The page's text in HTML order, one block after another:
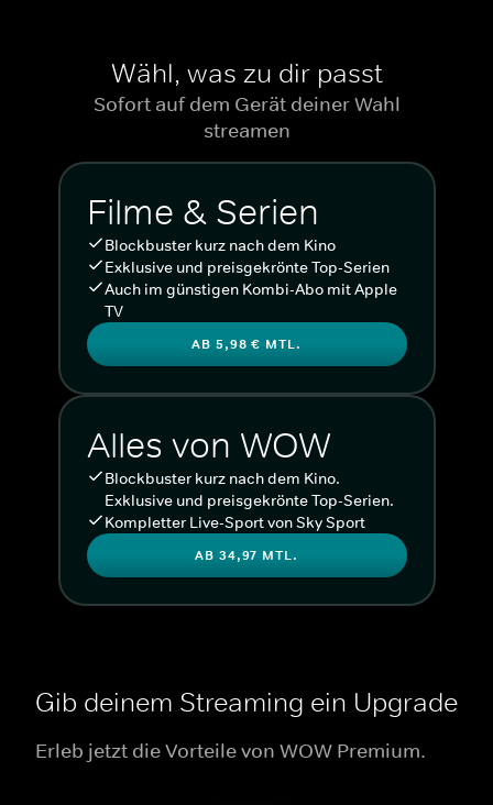
Wähl, was zu dir passt
Sofort auf dem Gerät deiner Wahl
streamen
Filme & Serien
Blockbuster kurz nach dem Kino
Exklusive und preisgekrönte Top-Serien
Auch im günstigen Kombi-Abo mit Apple
TV
AB 5,98 € MTL.
Alles von WOW
Blockbuster kurz nach dem Kino.
Exklusive und preisgekrönte Top-Serien.
Kompletter Live-Sport von Sky Sport
AB 34,97 MTL.
Gib deinem Streaming ein Upgrade
Erleb jetzt die Vorteile von WOW Premium.